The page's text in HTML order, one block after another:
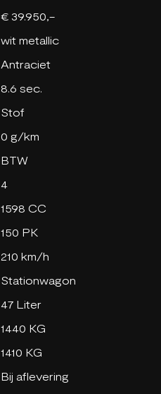
€ 39.950,-
wit metallic
Antraciet
8.6 sec.
Stof
0 g/km
BTW
4
1598 CC
150 PK
210 km/h
Stationwagon
47 Liter
1440 KG
1410 KG
Bij aflevering